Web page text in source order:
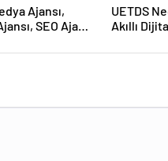
SEO Ajansı
UETDS
Akıllı